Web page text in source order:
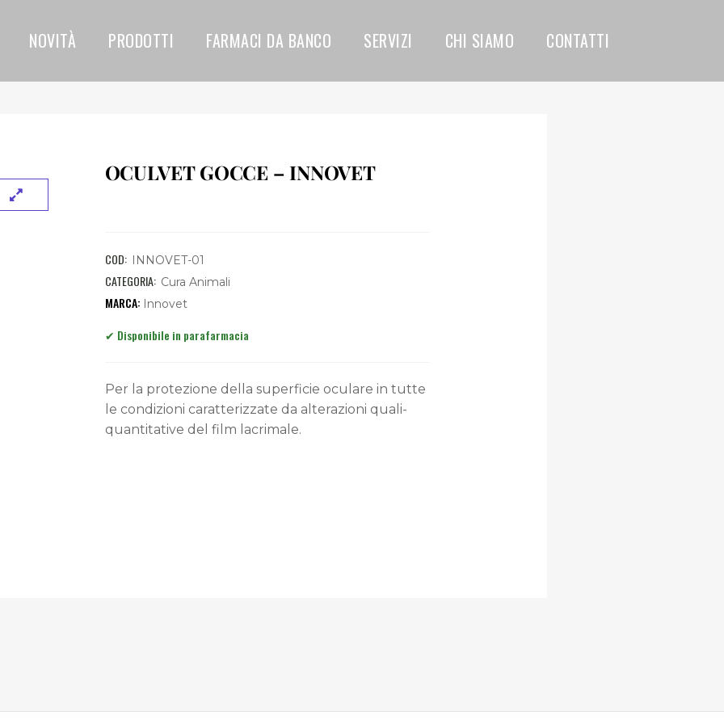
NOVITÀ PRODOTTI FARMACI DA BANCO SERVIZI CHI SIAMO CONTATTI
OCULVET GOCCE – INNOVET
COD: INNOVET-01
CATEGORIA: Cura Animali
Innovet
Per la protezione della superficie oculare in tutte
le condizioni caratterizzate da alterazioni quali-
quantitative del film lacrimale.